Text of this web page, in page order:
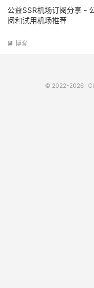
公益SSR机场订阅分享 -
阅和试用机场推荐
 博客
© 2022-2026